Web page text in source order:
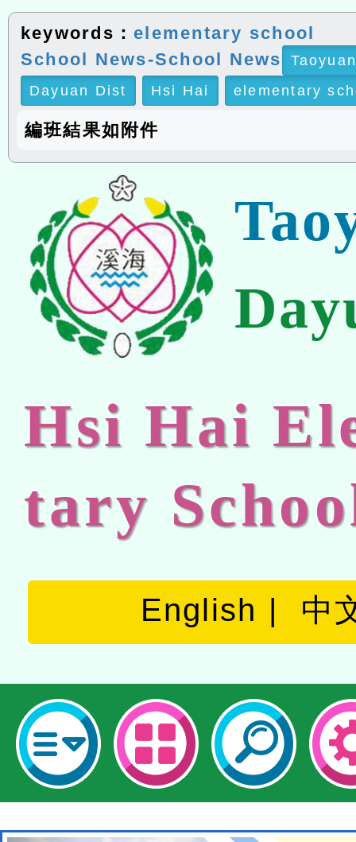
keywords： elementary school
School News-School News
Dayuan Dist
Hsi Hai elementary
編班結果如附件
Hsi Hai
tary
English 中